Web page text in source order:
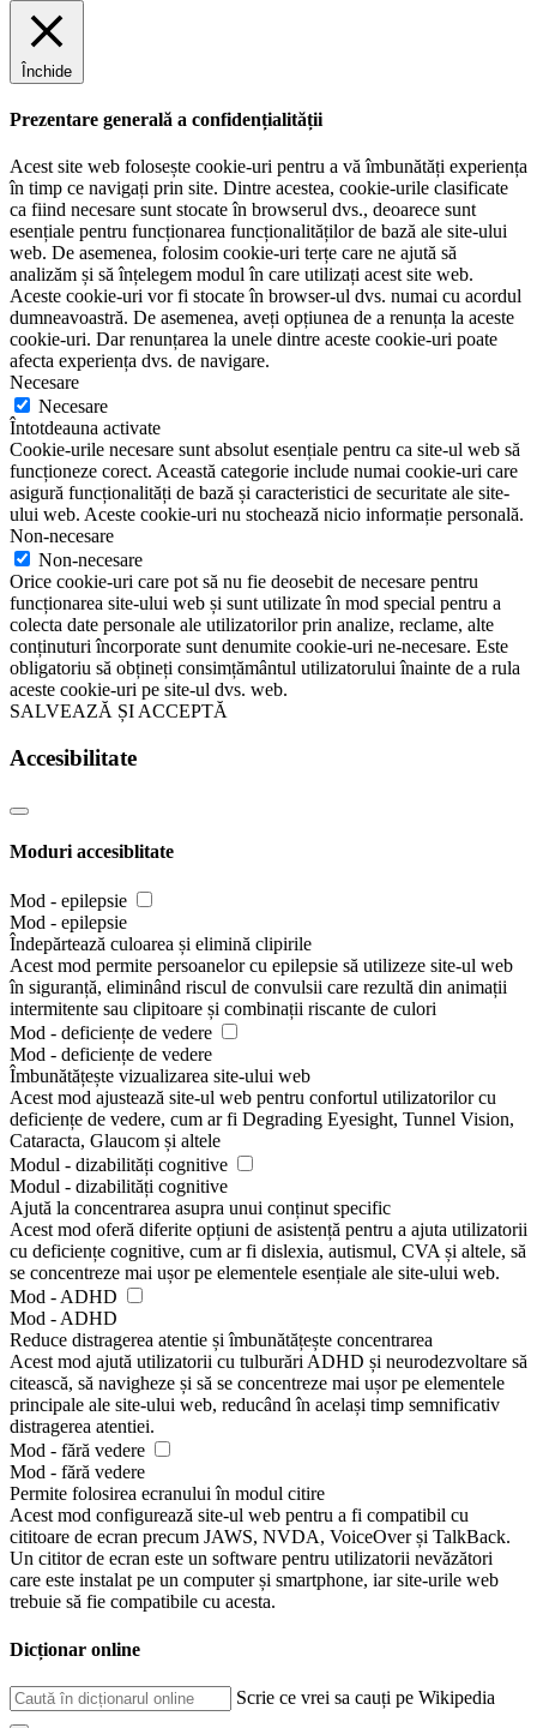
Închide
Prezentare generală a confidențialității
Acest site web folosește cookie-uri pentru a vă îmbunătăți experiența
în timp ce navigați prin site. Dintre acestea, cookie-urile clasificate
ca fiind necesare sunt stocate în browserul dvs., deoarece sunt
esențiale pentru funcționarea funcționalităților de bază ale site-ului
web. De asemenea, folosim cookie-uri terțe care ne ajută să
analizăm și să înțelegem modul în care utilizați acest site web.
Aceste cookie-uri vor fi stocate în browser-ul dvs. numai cu acordul
dumneavoastră. De asemenea, aveți opțiunea de a renunța la aceste
cookie-uri. Dar renunțarea la unele dintre aceste cookie-uri poate
afecta experiența dvs. de navigare.
Necesare
Necesare
Întotdeauna activate
Cookie-urile necesare sunt absolut esențiale pentru ca site-ul web să
funcționeze corect. Această categorie include numai cookie-uri care
asigură funcționalități de bază și caracteristici de securitate ale site-
ului web. Aceste cookie-uri nu stochează nicio informație personală.
Non-necesare
Non-necesare
Orice cookie-uri care pot să nu fie deosebit de necesare pentru
funcționarea site-ului web și sunt utilizate în mod special pentru a
colecta date personale ale utilizatorilor prin analize, reclame, alte
conținuturi încorporate sunt denumite cookie-uri ne-necesare. Este
obligatoriu să obțineți consimțământul utilizatorului înainte de a rula
aceste cookie-uri pe site-ul dvs. web.
SALVEAZĂ ȘI ACCEPTĂ
Accesibilitate
Moduri accesiblitate
Mod - epilepsie
Mod - epilepsie
Îndepărtează culoarea și elimină clipirile
Acest mod permite persoanelor cu epilepsie să utilizeze site-ul web
în siguranță, eliminând riscul de convulsii care rezultă din animații
intermitente sau clipitoare și combinații riscante de culori
Mod - deficiențe de vedere
Mod - deficiențe de vedere
Îmbunătățește vizualizarea site-ului web
Acest mod ajustează site-ul web pentru confortul utilizatorilor cu
deficiențe de vedere, cum ar fi Degrading Eyesight, Tunnel Vision,
Cataracta, Glaucom și altele
Modul - dizabilități cognitive
Modul - dizabilități cognitive
Ajută la concentrarea asupra unui conținut specific
Acest mod oferă diferite opțiuni de asistență pentru a ajuta utilizatorii
cu deficiențe cognitive, cum ar fi dislexia, autismul, CVA și altele, să
se concentreze mai ușor pe elementele esențiale ale site-ului web.
Mod - ADHD
Mod - ADHD
Reduce distragerea atentie și îmbunătățește concentrarea
Acest mod ajută utilizatorii cu tulburări ADHD și neurodezvoltare să
citească, să navigheze și să se concentreze mai ușor pe elementele
principale ale site-ului web, reducând în același timp semnificativ
distragerea atentiei.
Mod - fără vedere
Mod - fără vedere
Permite folosirea ecranului în modul citire
Acest mod configurează site-ul web pentru a fi compatibil cu
cititoare de ecran precum JAWS, NVDA, VoiceOver și TalkBack.
Un cititor de ecran este un software pentru utilizatorii nevăzători
care este instalat pe un computer și smartphone, iar site-urile web
trebuie să fie compatibile cu acesta.
Dicționar online
Scrie ce vrei sa cauți pe Wikipedia